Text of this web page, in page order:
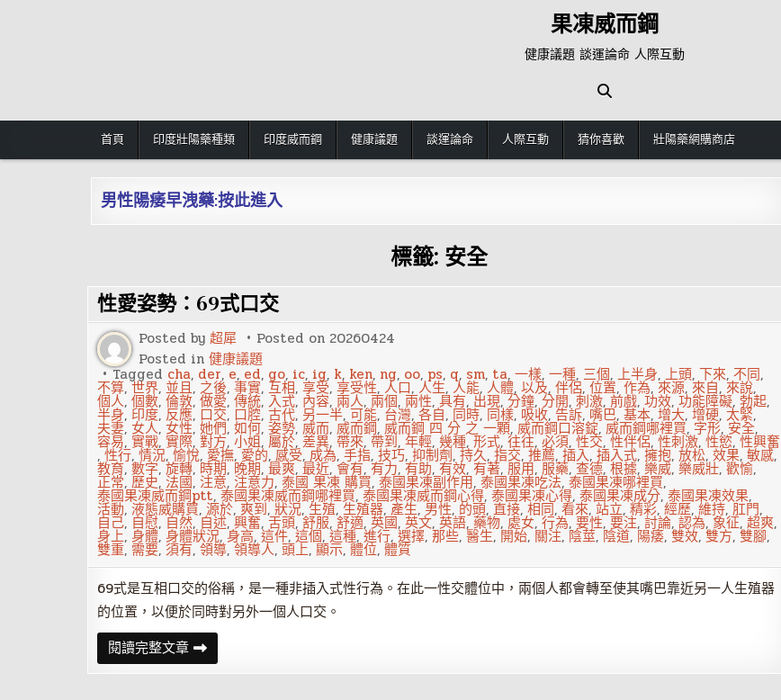
果凍威而鋼
健康議題 談運論命 人際互動
首頁 印度壯陽藥種類 印度威而鋼 健康議題 談運論命 人際互動 猜你喜歡 壯陽藥網購商店
男性陽痿早洩藥:按此進入
標籤: 安全
性愛姿勢：69式口交
Posted by 超犀 Posted on 20260424
Posted in 健康議題
Tagged cha, der, e, ed, go, ic, ig, k, ken, ng, oo, ps, q, sm, ta, 一樣, 一種, 三個, 上半身, 上頭, 下來, 不同,
不算,世界, 並且, 之後, 事實, 互相, 享受, 享受性, 人口, 人生, 人能,人體, 以及, 伴侶, 位置, 作為,來源,來自, 來說,
個人, 個數, 倫敦, 做愛, 傳統, 入式, 內容, 兩人, 兩個, 兩性, 具有,出現,分鐘,分開,刺激, 前戲,功效,功能障礙, 勃起,
半身, 印度, 反應, 口交, 口腔, 古代, 另一半,可能,台灣,各自,同時,同樣,吸收,告訴,嘴巴,基本,增大,增硬,太緊,
夫妻, 女人, 女性, 她們, 如何, 姿勢, 威而,威而鋼, 威而鋼 四 分 之 一顆,威而鋼口溶錠,威而鋼哪裡買, 字形,安全,
容易, 實戰, 實際, 對方, 小姐, 屬於, 差異, 帶來,帶到,年輕, 幾種,形式,往往,必須,性交,性伴侶,性刺激, 性慾,性興奮
,性行,情況,愉悅, 愛撫,愛的, 感受, 成為,手指,技巧,抑制劑,持久, 指交,推薦,插入, 插入式,擁抱,放松,效果,敏感,
教育,數字,旋轉,時期,晚期,最爽,最近,會有,有力,有助,有效,有著,服用, 服藥,查德,根據, 樂威, 樂威壯,歡愉,
正常, 歷史, 法國, 注意, 注意力,泰國 果凍 購買,泰國果凍副作用,泰國果凍吃法,泰國果凍哪裡買,
泰國果凍威而鋼ptt,泰國果凍威而鋼哪裡買,泰國果凍威而鋼心得,泰國果凍心得,泰國果凍成分,泰國果凍效果,
活動,液態威購買, 源於,爽到,狀況,生殖, 生殖器,產生,男性,的頭, 直接,相同,看來,站立,精彩,經歷,維持,肛門,
自己, 自慰,自然,自述,興奮,舌頭,舒服,舒適, 英國, 英文,英語,藥物, 處女,行為,要性,要注,討論, 認為, 象征, 超爽,
身上, 身體, 身體狀況,身高,這件,這個,這種,進行,選擇,那些,醫生,開始,關注,陰莖, 陰道, 陽痿,雙效,雙方, 雙腳,
雙重, 需要, 須有,領導,領導人,頭上,顯示,體位,體質
69式是互相口交的俗稱，是一種非插入式性行為。在此一性交體位中，兩個人都會轉至使其嘴巴靠近另一人生殖器
的位置，以便於同時對另外一個人口交。
閱讀完整文章性
愛
姿